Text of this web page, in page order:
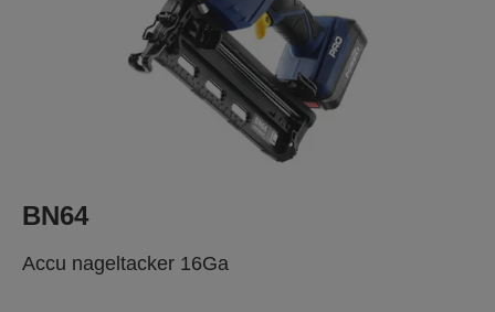
BN64
Accu nageltacker 16Ga